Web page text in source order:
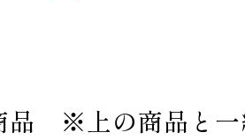
品 ※上の商品と一